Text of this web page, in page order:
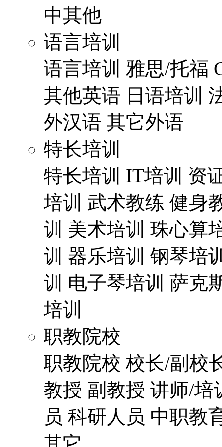
中其他
语言培训
语言培训 雅思/托福
其他英语 日语培训
外汉语 其它外语
特长培训
特长培训 IT培训 资
培训 武术教练 健身
训 美术培训 珠心算
训 器乐培训 钢琴培
训 电子琴培训 萨克
培训
职教院校
职教院校 校长/副校
教授 副教授 讲师/培
员 科研人员 中职教